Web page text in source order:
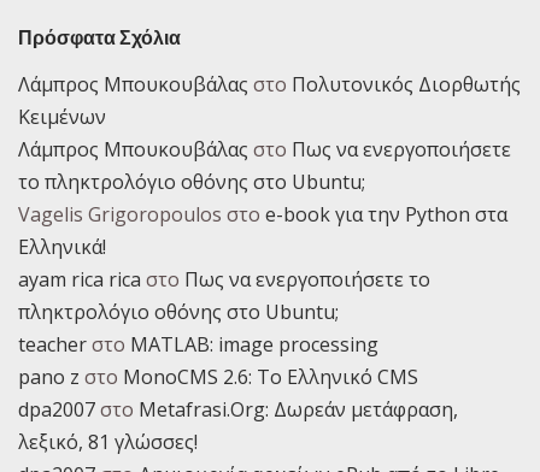
Πρόσφατα Σχόλια
Λάμπρος Μπουκουβάλας στο Πολυτονικός Διορθωτής
Κειμένων
Λάμπρος Μπουκουβάλας στο Πως να ενεργοποιήσετε
το πληκτρολόγιο οθόνης στο Ubuntu;
Vagelis Grigoropoulos στο e-book για την Python στα
Ελληνικά!
ayam rica rica στο Πως να ενεργοποιήσετε το
πληκτρολόγιο οθόνης στο Ubuntu;
teacherστο MATLAB: image processing
pano z στο MonoCMS 2.6: Το Ελληνικό CMS
dpa2007στο Metafrasi.Org: Δωρεάν μετάφραση,
λεξικό, 81 γλώσσες!